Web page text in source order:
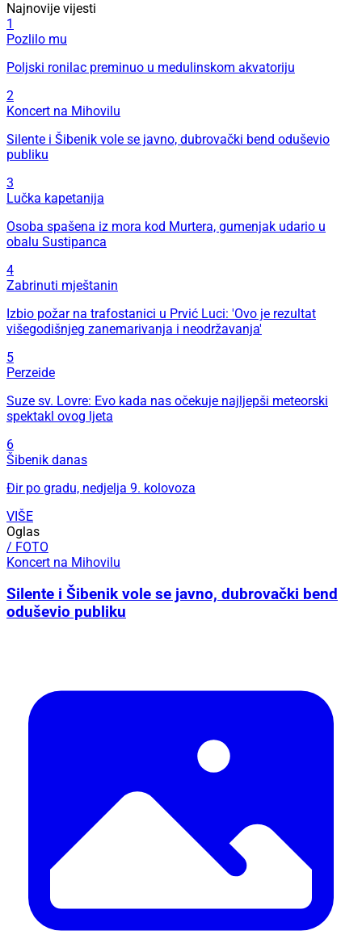
Najnovije vijesti
1
Pozlilo mu
Poljski ronilac preminuo u medulinskom akvatoriju
2
Koncert na Mihovilu
Silente i Šibenik vole se javno, dubrovački bend oduševio
publiku
3
Lučka kapetanija
Osoba spašena iz mora kod Murtera, gumenjak udario u
obalu Sustipanca
4
Zabrinuti mještanin
Izbio požar na trafostanici u Prvić Luci: 'Ovo je rezultat
višegodišnjeg zanemarivanja i neodržavanja'
5
Perzeide
Suze sv. Lovre: Evo kada nas očekuje najljepši meteorski
spektakl ovog ljeta
6
Šibenik danas
Đir po gradu, nedjelja 9. kolovoza
VIŠE
Oglas
/ FOTO
Koncert na Mihovilu
Silente i Šibenik vole se javno, dubrovački bend
oduševio publiku